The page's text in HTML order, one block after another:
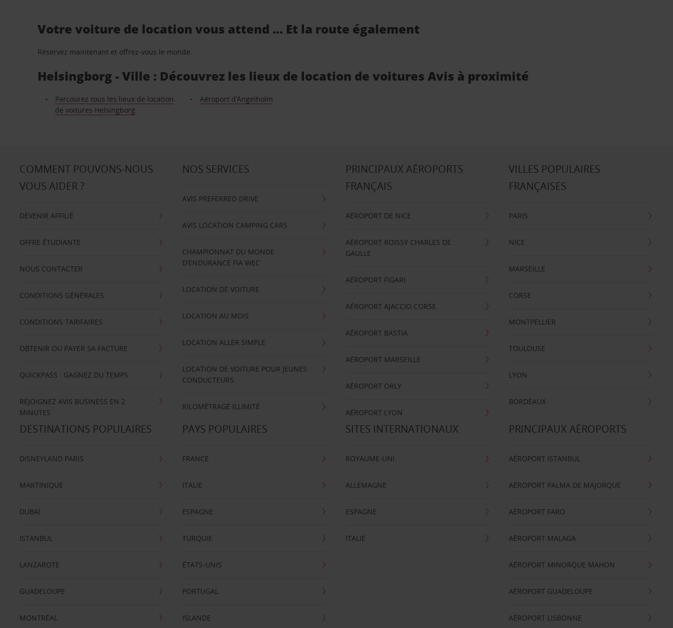
Votre voiture de location vous attend … Et la route également
Réservez maintenant et offrez-vous le monde.
Helsingborg - Ville : Découvrez les lieux de location de voitures Avis à proximité
Parcourez tous les lieux de location
de voitures Helsingborg
Aéroport d’Ängelholm
COMMENT POUVONS-NOUS
VOUS AIDER ?
DEVENIR AFFILIÉ
OFFRE ÉTUDIANTE
NOUS CONTACTER
CONDITIONS GÉNÉRALES
CONDITIONS TARIFAIRES
OBTENIR OU PAYER SA FACTURE
QUICKPASS : GAGNEZ DU TEMPS
REJOIGNEZ AVIS BUSINESS EN 2
MINUTES
NOS SERVICES
AVIS PREFERRED DRIVE
AVIS LOCATION CAMPING CARS
CHAMPIONNAT DU MONDE
D’ENDURANCE FIA WEC
LOCATION DE VOITURE
LOCATION AU MOIS
LOCATION ALLER SIMPLE
LOCATION DE VOITURE POUR JEUNES
CONDUCTEURS
KILOMÉTRAGE ILLIMITÉ
PRINCIPAUX AÉROPORTS
FRANÇAIS
AÉROPORT DE NICE
AÉROPORT ROISSY CHARLES DE
GAULLE
AÉROPORT FIGARI
AÉROPORT AJACCIO CORSE
AÉROPORT BASTIA
AÉROPORT MARSEILLE
AÉROPORT ORLY
AÉROPORT LYON
VILLES POPULAIRES
FRANÇAISES
PARIS
NICE
MARSEILLE
CORSE
MONTPELLIER
TOULOUSE
LYON
BORDEAUX
DESTINATIONS POPULAIRES
DISNEYLAND PARIS
MARTINIQUE
DUBAÏ
ISTANBUL
LANZAROTE
GUADELOUPE
MONTRÉAL
PAYS POPULAIRES
FRANCE
ITALIE
ESPAGNE
TURQUIE
ÉTATS-UNIS
PORTUGAL
ISLANDE
SITES INTERNATIONAUX
ROYAUME-UNI
ALLEMAGNE
ESPAGNE
ITALIE
PRINCIPAUX AÉROPORTS
AÉROPORT ISTANBUL
AÉROPORT PALMA DE MAJORQUE
AÉROPORT FARO
AÉROPORT MALAGA
AÉROPORT MINORQUE MAHON
AÉROPORT GUADELOUPE
AÉROPORT LISBONNE